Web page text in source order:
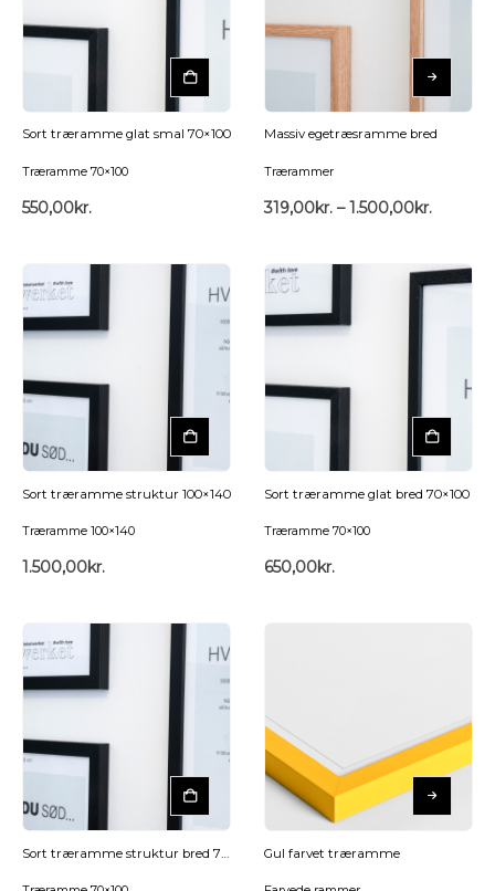
Sort træramme glat smal 70×100
Træramme 70×100
550,00kr.
Massiv egetræsramme bred
Trærammer
319,00kr. – 1.500,00kr.
Sort træramme struktur 100×140
Træramme 100×140
1.500,00kr.
Sort træramme glat bred 70×100
Træramme 70×100
650,00kr.
Sort træramme struktur bred 70×100 Gul farvet træramme